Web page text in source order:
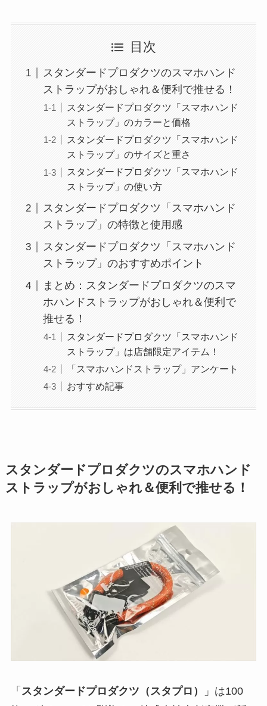
目次
スタンダードプロダクツのスマホハンド
ストラップがおしゃれ＆便利で推せる！
スタンダードプロダクツ「スマホハンド
ストラップ」のカラーと価格
スタンダードプロダクツ「スマホハンド
ストラップ」のサイズと重さ
スタンダードプロダクツ「スマホハンド
ストラップ」の使い方
スタンダードプロダクツ「スマホハンド
ストラップ」の特徴と使用感
スタンダードプロダクツ「スマホハンド
ストラップ」のおすすめポイント
まとめ：スタンダードプロダクツのスマ
ホハンドストラップがおしゃれ＆便利で
推せる！
スタンダードプロダクツ「スマホハンド
ストラップ」は店舗限定アイテム！
「スマホハンドストラップ」アンケート
おすすめ記事
スタンダードプロダクツのスマホハンド
ストラップがおしゃれ＆便利で推せる！
「 スタンダードプロダクツ（スタプロ）
」は100